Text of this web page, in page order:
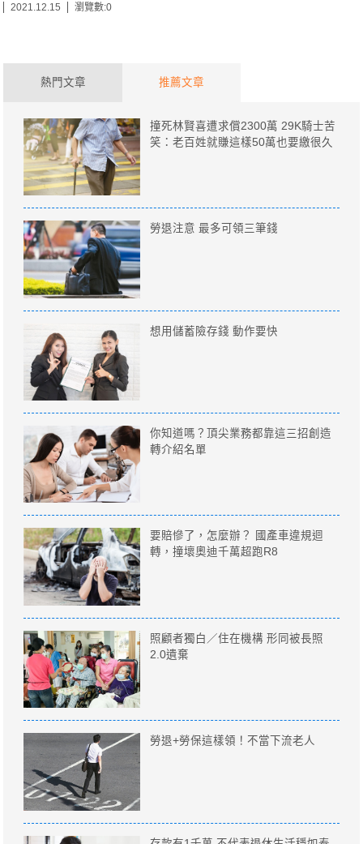
2021.12.15
瀏覽數:0
熱門文章 推薦文章
撞死林賢喜遭求償2300萬 29K騎士苦
笑：老百姓就賺這樣50萬也要繳很久
勞退注意 最多可領三筆錢
想用儲蓄險存錢 動作要快
你知道嗎？頂尖業務都靠這三招創造
轉介紹名單
要賠慘了，怎麼辦？ 國產車違規迴
轉，撞壞奧迪千萬超跑R8
照顧者獨白／住在機構 形同被長照
2.0遺棄
勞退+勞保這樣領！不當下流老人